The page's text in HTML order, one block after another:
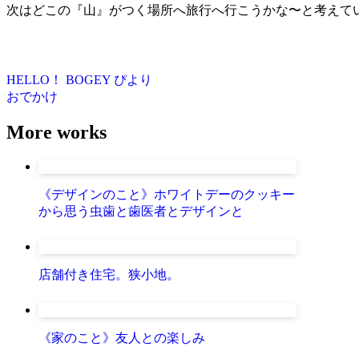
次はどこの『山』がつく場所へ旅行へ行こうかな〜と考えて
HELLO！ BOGEY ぴより
おでかけ
More works
《デザインのこと》ホワイトデーのクッキー
から思う虫歯と歯医者とデザインと
店舗付き住宅。狭小地。
《家のこと》友人との楽しみ